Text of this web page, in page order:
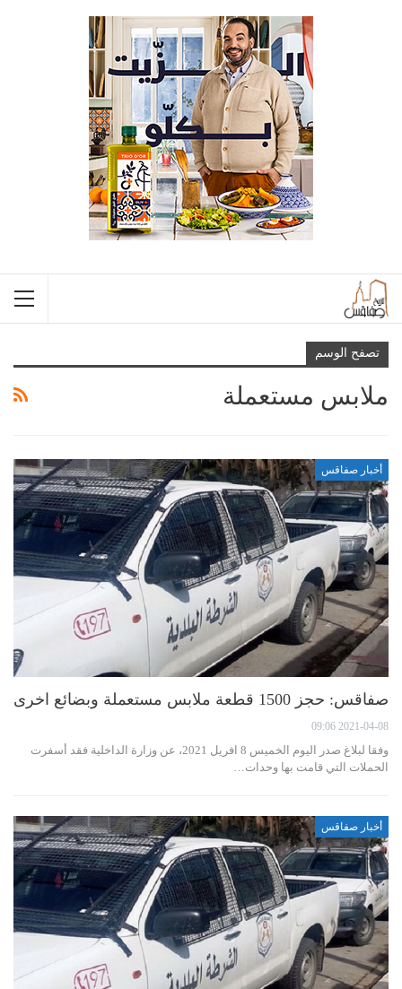
تصفح الوسم
ملابس مستعملة
أخبار صفاقس
صفاقس: حجز 1500 قطعة ملابس مستعملة وبضائع اخرى
2021-04-08 09:06
وفقا لبلاغ صدر اليوم الخميس 8 افريل 2021، عن وزارة الداخلية فقد أسفرت
الحملات التي قامت بها وحدات…
أخبار صفاقس